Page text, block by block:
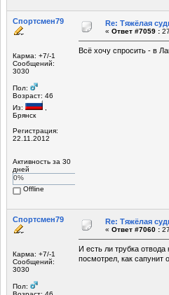
Спортсмен79
Карма: +7/-1
Сообщений:
3030
Пол:
Возраст: 46
Из:
Брянск
Регистрация:
22.11.2012
Активность за 30
дней
0%
Offline
Re: Тяжёлая
« Ответ #7059 :
Всё хочу спросить - в
Спортсмен79
Карма: +7/-1
Сообщений:
3030
Пол:
Re: Тяжёлая
« Ответ #7060 :
И есть ли трубка
посмотрел, как сапунит